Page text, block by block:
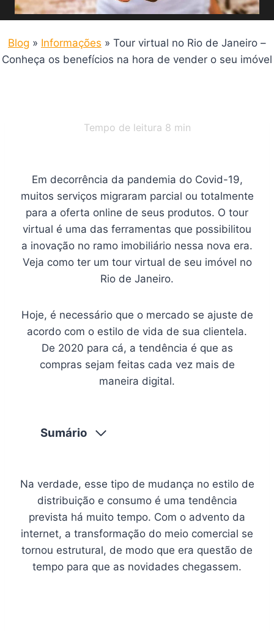
Blog » Informações » Tour virtual no Rio de Janeiro –
Conheça os benefícios na hora de vender o seu imóvel
Tempo de leitura 8 min
Em decorrência da pandemia do Covid-19,
muitos serviços migraram parcial ou totalmente
para a oferta online de seus produtos. O tour
virtual é uma das ferramentas que possibilitou
a inovação no ramo imobiliário nessa nova era.
Veja como ter um tour virtual de seu imóvel no
Rio de Janeiro.
Hoje, é necessário que o mercado se ajuste de
acordo com o estilo de vida de sua clientela.
De 2020 para cá, a tendência é que as
compras sejam feitas cada vez mais de
maneira digital.
Sumário
Na verdade, esse tipo de mudança no estilo de
distribuição e consumo é uma tendência
prevista há muito tempo. Com o advento da
internet, a transformação do meio comercial se
tornou estrutural, de modo que era questão de
tempo para que as novidades chegassem.